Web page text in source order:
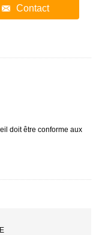
Contact
doit être conforme aux